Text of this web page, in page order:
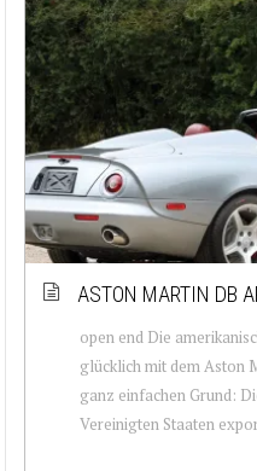
ASTON MARTIN DB
open end Die
glücklich mit dem Aston
ganz einfachen Grund:
Vereinigten Staaten